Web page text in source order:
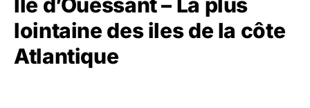
lointaine des iles de la côte
Atlantique